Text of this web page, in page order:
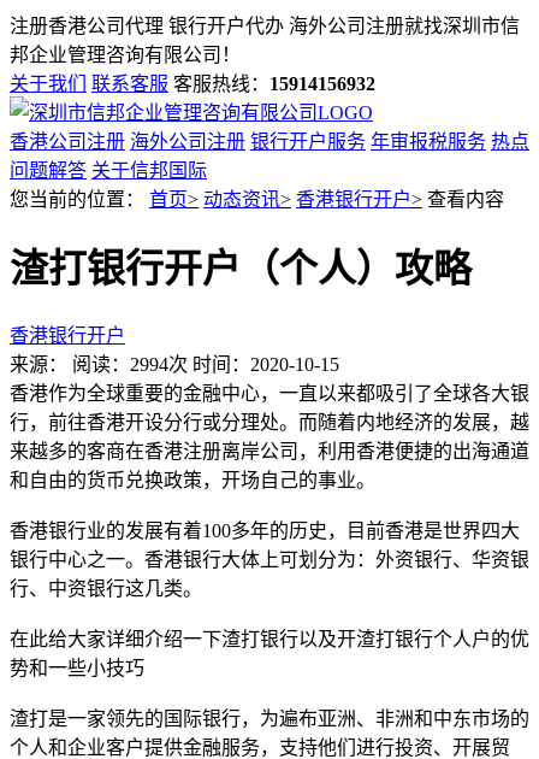
注册香港公司代理 银行开户代办 海外公司注册就找深圳市信
邦企业管理咨询有限公司！
关于我们
联系客服 客服热线： 15914156932
香港公司注册 海外公司注册 银行开户服务 年审报税服务 热点
问题解答 关于信邦国际
您当前的位置： 首页> 动态资讯> 香港银行开户> 查看内容
渣打银行开户（个人）攻略
香港银行开户
来源：
阅读：2994次 时间：2020-10-15
香港作为全球重要的金融中心，一直以来都吸引了全球各大银
行，前往香港开设分行或分理处。而随着内地经济的发展，越
来越多的客商在香港注册离岸公司，利用香港便捷的出海通道
和自由的货币兑换政策，开场自己的事业。
香港银行业的发展有着100多年的历史，目前香港是世界四大
银行中心之一。香港银行大体上可划分为：外资银行、华资银
行、中资银行这几类。
在此给大家详细介绍一下渣打银行以及开渣打银行个人户的优
势和一些小技巧
渣打是一家领先的国际银行，为遍布亚洲、非洲和中东市场的
个人和企业客户提供金融服务，支持他们进行投资、开展贸